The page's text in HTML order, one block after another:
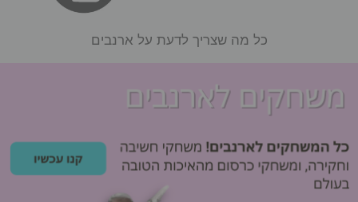
כל מה שצריך לדעת על ארנבים